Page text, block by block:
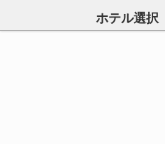
ホテル選択